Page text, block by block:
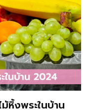
หิ้งพระในบ้าน